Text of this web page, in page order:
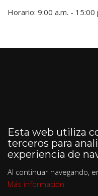
Horario: 9:00 a.m. - 15:00
Esta web utiliza
terceros para
experiencia de
Al continuar navegando,
Más información